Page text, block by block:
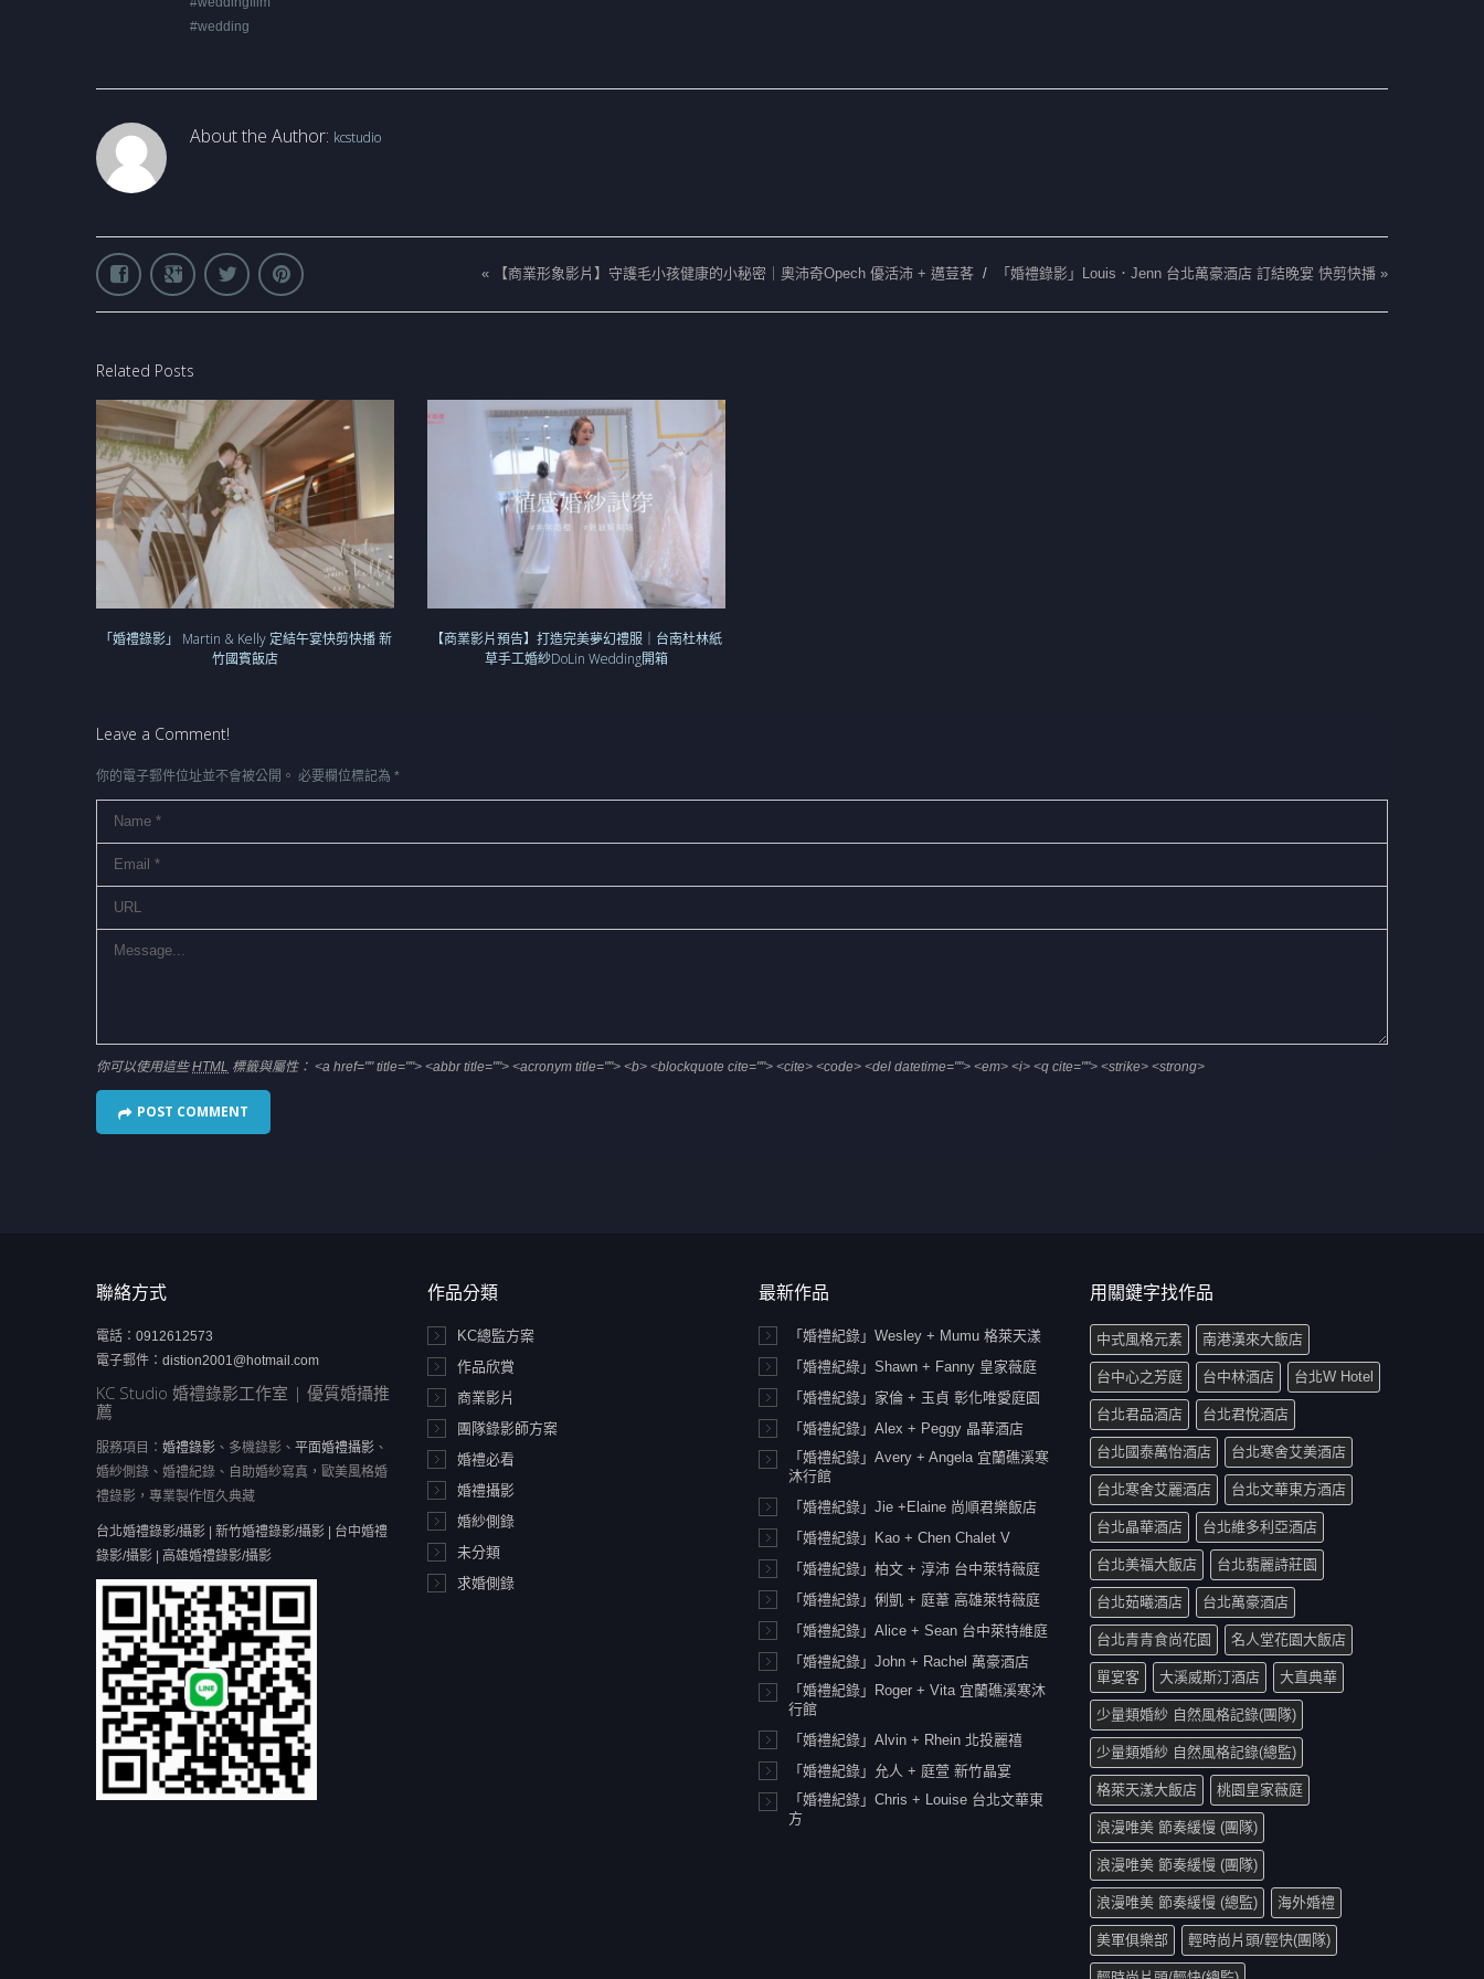
#wedding
About the Author: kcstudio
« 【商業形象影片】守護毛小孩健康的小秘密｜奧沛奇Opech 優活沛 + 邁荳茖 / 「婚禮錄影」Louis．Jenn 台北萬豪酒店 訂結晚宴 快剪快播 »
Related Posts
「婚禮錄影」 Martin & Kelly 定結午宴快剪快播 新
竹國賓飯店
【商業影片預告】打造完美夢幻禮服｜台南杜林紙
草手工婚紗DoLin Wedding開箱
Leave a Comment!
你的電子郵件位址並不會被公開。 必要欄位標記為 *
你可以使用這些HTML 標籤與屬性： <a href="" title=""> <abbr title=""> <acronym title=""> <b> <blockquote cite=""> <cite> <code> <del datetime=""> <em> <i> <q cite=""> <strike> <strong>
聯絡方式
電話： 0912612573
電子郵件： distion2001@hotmail.com
KC Studio 婚禮錄影工作室 | 優質婚攝推
薦
服務項目： 婚禮錄影 、多機錄影、 平面婚禮攝影 、
婚紗側錄、婚禮紀錄、自助婚紗寫真，歐美風格婚
禮錄影，專業製作恆久典藏
台北婚禮錄影/攝影 | 新竹婚禮錄影/攝影 | 台中婚禮
錄影/攝影 | 高雄婚禮錄影/攝影
作品分類
KC總監方案
作品欣賞
商業影片
團隊錄影師方案
婚禮必看
婚禮攝影
婚紗側錄
未分類
求婚側錄
最新作品
「婚禮紀錄」Wesley + Mumu 格萊天漾
「婚禮紀綠」Shawn + Fanny 皇家薇庭
「婚禮紀錄」家倫 + 玉貞 彰化唯愛庭園
「婚禮紀錄」Alex + Peggy 晶華酒店
「婚禮紀錄」Avery + Angela 宜蘭礁溪寒
沐行館
「婚禮紀錄」Jie +Elaine 尚順君樂飯店
「婚禮紀錄」Kao + Chen Chalet V
「婚禮紀錄」柏文 + 淳沛 台中萊特薇庭
「婚禮紀錄」俐凱 + 庭葦 高雄萊特薇庭
「婚禮紀錄」Alice + Sean 台中萊特維庭
「婚禮紀錄」John + Rachel 萬豪酒店
「婚禮紀錄」Roger + Vita 宜蘭礁溪寒沐
行館
「婚禮紀錄」Alvin + Rhein 北投麗禧
「婚禮紀錄」允人 + 庭萱 新竹晶宴
「婚禮紀錄」Chris + Louise 台北文華東
方
用關鍵字找作品
中式風格元素 南港漢來大飯店
台中心之芳庭 台中林酒店 台北W Hotel
台北君品酒店 台北君悅酒店
台北國泰萬怡酒店 台北寒舍艾美酒店
台北寒舍艾麗酒店 台北文華東方酒店
台北晶華酒店 台北維多利亞酒店
台北美福大飯店 台北翡麗詩莊園
台北茹曦酒店 台北萬豪酒店
台北青青食尚花園 名人堂花園大飯店
單宴客 大溪威斯汀酒店 大直典華
少量類婚紗 自然風格記錄(團隊)
少量類婚紗 自然風格記錄(總監)
格萊天漾大飯店 桃園皇家薇庭
浪漫唯美 節奏緩慢 (團隊)
浪漫唯美 節奏緩慢 (團隊)
浪漫唯美 節奏緩慢 (總監) 海外婚禮
美軍俱樂部 輕時尚片頭/輕快(團隊)